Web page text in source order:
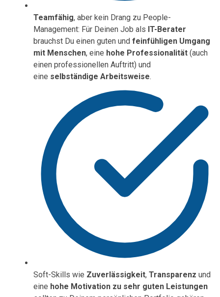
Teamfähig, aber kein Drang zu People-
Management: Für Deinen Job als IT-Berater
brauchst Du einen guten und feinfühligen Umgang
mit Menschen, eine hohe Professionalität (auch
einen professionellen Auftritt) und
eine selbständige Arbeitsweise.
Soft-Skills wie Zuverlässigkeit, Transparenz und
eine hohe Motivation zu sehr guten Leistungen